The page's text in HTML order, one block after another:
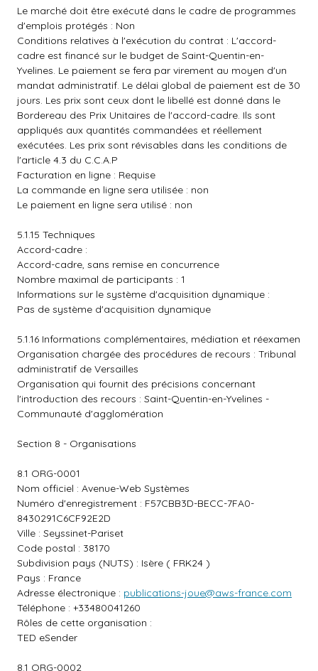
Le marché doit être exécuté dans le cadre de programmes
d'emplois protégés : Non
Conditions relatives à l'exécution du contrat : L'accord-
cadre est financé sur le budget de Saint-Quentin-en-
Yvelines. Le paiement se fera par virement au moyen d'un
mandat administratif. Le délai global de paiement est de 30
jours. Les prix sont ceux dont le libellé est donné dans le
Bordereau des Prix Unitaires de l'accord-cadre. Ils sont
appliqués aux quantités commandées et réellement
exécutées. Les prix sont révisables dans les conditions de
l'article 4.3 du C.C.A.P
Facturation en ligne : Requise
La commande en ligne sera utilisée : non
Le paiement en ligne sera utilisé : non
5.1.15 Techniques
Accord-cadre :
Accord-cadre, sans remise en concurrence
Nombre maximal de participants : 1
Informations sur le système d'acquisition dynamique :
Pas de système d'acquisition dynamique
5.1.16 Informations complémentaires, médiation et réexamen
Organisation chargée des procédures de recours : Tribunal
administratif de Versailles
Organisation qui fournit des précisions concernant
l'introduction des recours : Saint-Quentin-en-Yvelines -
Communauté d'agglomération
Section 8 - Organisations
8.1 ORG-0001
Nom officiel : Avenue-Web Systèmes
Numéro d'enregistrement : F57CBB3D-BECC-7FA0-
8430291C6CF92E2D
Ville : Seyssinet-Pariset
Code postal : 38170
Subdivision pays (NUTS) : Isère ( FRK24 )
Pays : France
Adresse électronique : publications-joue@aws-france.com
Téléphone : +33480041260
Rôles de cette organisation :
TED eSender
8.1 ORG-0002